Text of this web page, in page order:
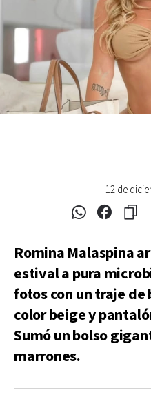
12 de
Romina Malaspina
estival a pura
fotos con un traje de
color beige y
Sumó un bolso
marrones.